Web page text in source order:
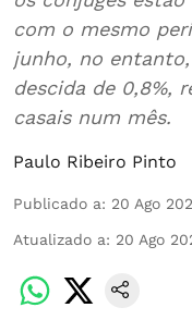
com o mesmo
junho, no
descida de 0,8%,
casais num mês.
Paulo Ribeiro Pinto
Publicado a: 20 Ago
Atualizado a: 20 Ago